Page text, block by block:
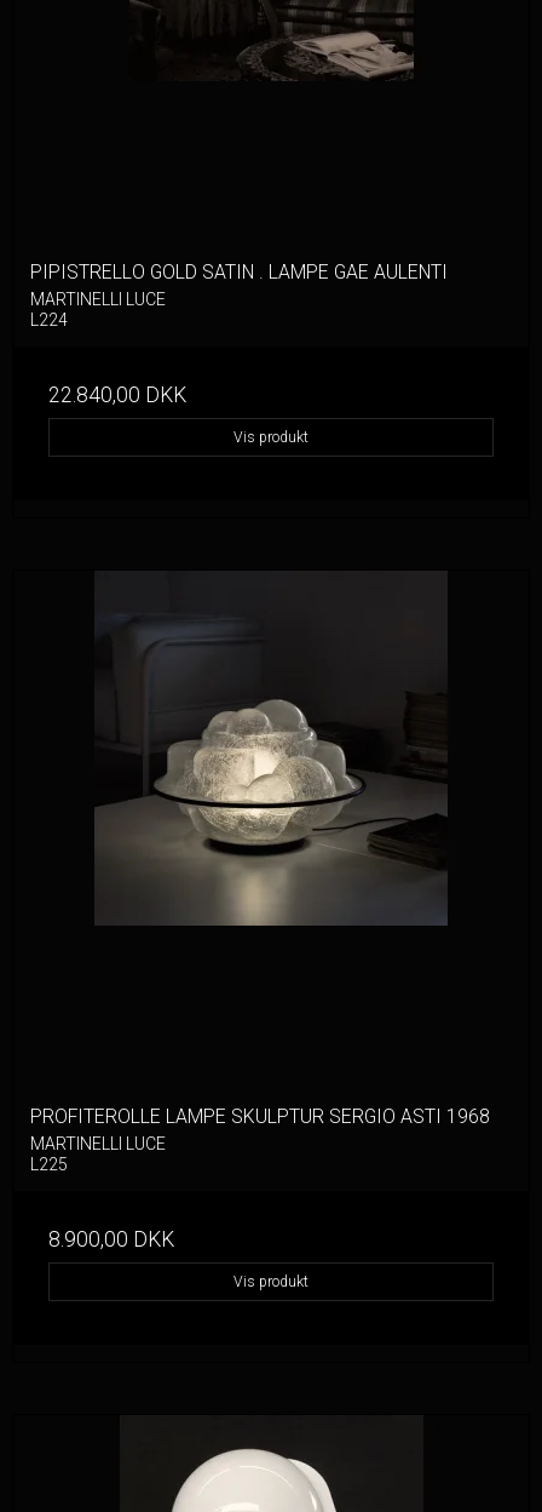
PIPISTRELLO GOLD SATIN . LAMPE GAE AULENTI
MARTINELLI LUCE
L224
22.840,00 DKK
Vis produkt
PROFITEROLLE LAMPE SKULPTUR SERGIO ASTI 1968
MARTINELLI LUCE
L225
8.900,00 DKK
Vis produkt